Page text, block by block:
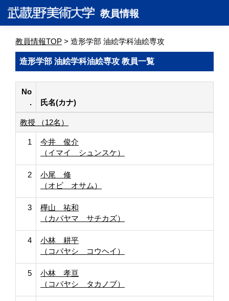
教員情報
教員情報TOP > 造形学部 油絵学科油絵専攻
造形学部 油絵学科油絵専攻 教員一覧
No
.
氏名(カナ)
教授 （12名）
1
今井 俊介
（イマイ シュンスケ）
2
小尾 修
（オビ オサム）
3
樺山 祐和
（カバヤマ サチカズ）
4
小林 耕平
（コバヤシ コウヘイ）
5
小林 孝亘
（コバヤシ タカノブ）